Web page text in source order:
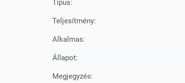
Típus:
Teljesítmény:
Alkalmas:
Állapot:
Megjegyzés: